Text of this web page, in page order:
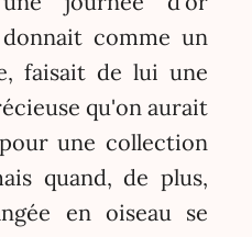
comme un
faisait de lui une
qu'on aurait
une collection
quand, de plus,
en oiseau se